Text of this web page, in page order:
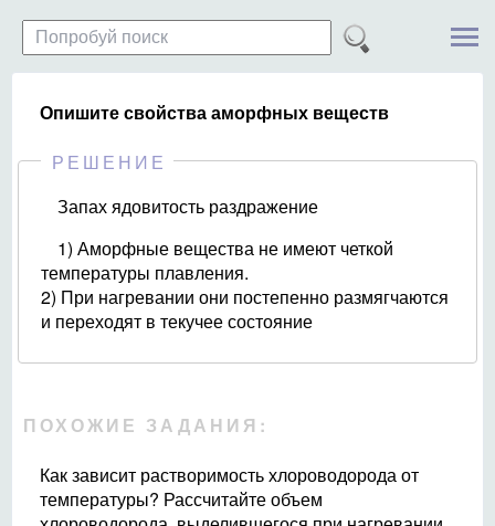
Опишите свойства аморфных веществ
РЕШЕНИЕ
Запах ядовитость раздражение
1) Аморфные вещества не имеют четкой
температуры плавления.
2) При нагревании они постепенно размягчаются
и переходят в текучее состояние
ПОХОЖИЕ ЗАДАНИЯ:
Как зависит растворимость хлороводорода от
температуры? Рассчитайте объем